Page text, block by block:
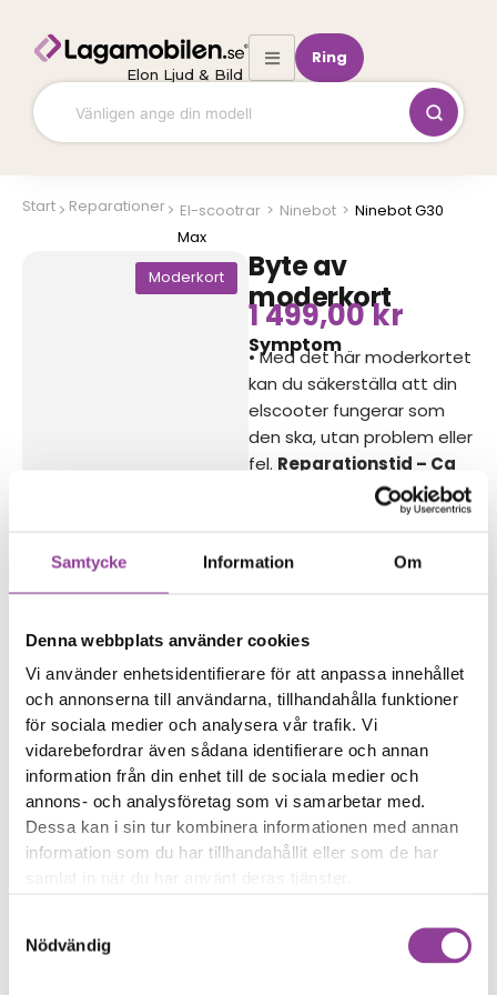
Samtycke Information Om
Denna webbplats använder cookies
Vi använder enhetsidentifierare för att anpassa innehållet
och annonserna till användarna, tillhandahålla funktioner
för sociala medier och analysera vår trafik. Vi
vidarebefordrar även sådana identifierare och annan
information från din enhet till de sociala medier och
annons- och analysföretag som vi samarbetar med.
Dessa kan i sin tur kombinera informationen med annan
information som du har tillhandahållit eller som de har
samlat in när du har använt deras tjänster.
Nödvändig
innehåll
Elon Ljud & Bild
Ring
Start Reparationer El-scootrar > Ninebot > Ninebot G30
Max
Moderkort
Byte av
moderkort
1 499,00kr
Symptom
• Med det här moderkortet
kan du säkerställa att din
elscooter fungerar som
den ska, utan problem eller
fel. Reparationstid – Ca
1-7 arbetsdagarVi
lämnar ingen garanti på
Boka tid
Fler reparationer för samma
modell
Felsökning499,00kr
Byte av punkteringsfria däck899,00kr
Byte av motor1 799,00kr
Byte av batteri kr
Byte av Gashandtag